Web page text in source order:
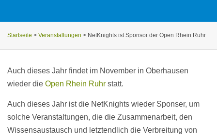
Startseite > Veranstaltungen > NetKnights ist Sponsor der Open Rhein Ruhr
Auch dieses Jahr findet im November in Oberhausen
wieder die Open Rhein Ruhr statt.
Auch dieses Jahr ist die NetKnights wieder Sponser, um
solche Veranstaltungen, die die Zusammenarbeit, den
Wissensaustausch und letztendlich die Verbreitung von